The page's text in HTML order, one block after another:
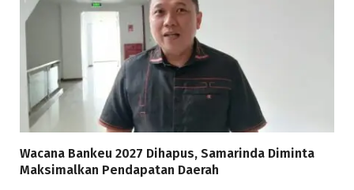
Wacana Bankeu 2027 Dihapus, Samarinda Diminta
Maksimalkan Pendapatan Daerah